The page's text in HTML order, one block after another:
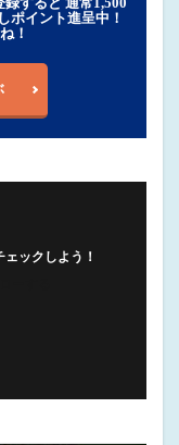
ポイント進呈中！
！
ックしよう！